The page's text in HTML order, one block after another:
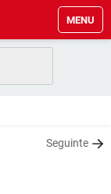
MENU
Seguinte